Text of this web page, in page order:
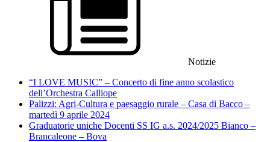
Notizie
“I LOVE MUSIC” – Concerto di fine anno scolastico
dell’Orchestra Calliope
Palizzi: Agri-Cultura e paesaggio rurale – Casa di Bacco –
martedì 9 aprile 2024
Graduatorie uniche Docenti SS IG a.s. 2024/2025 Bianco –
Brancaleone – Bova